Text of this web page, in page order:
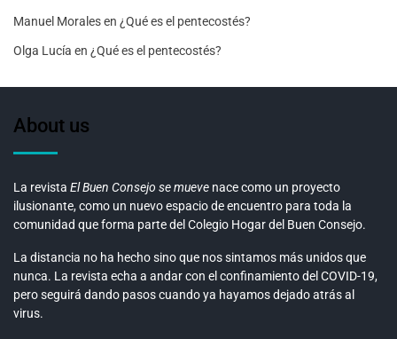
Manuel Moralesen ¿Qué es el pentecostés?
Olga Lucía en ¿Qué es el pentecostés?
About us
La revista El Buen Consejo se mueve nace como un proyecto
ilusionante, como un nuevo espacio de encuentro para toda la
comunidad que forma parte del Colegio Hogar del Buen Consejo.
La distancia no ha hecho sino que nos sintamos más unidos que
nunca. La revista echa a andar con el confinamiento del COVID-19,
pero seguirá dando pasos cuando ya hayamos dejado atrás al
virus.